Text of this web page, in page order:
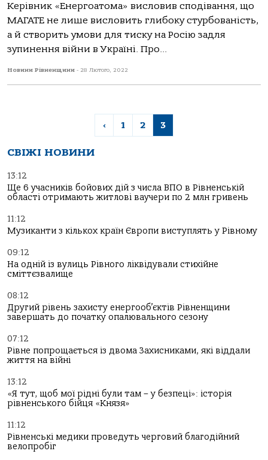
Керівник «Енергоатома» висловив сподівання, що
МАГАТЕ не лише висловить глибоку стурбованість,
а й створить умови для тиску на Росію задля
зупинення війни в Україні. Про...
Новини Рівненщини - 28 Лютого, 2022
‹ 1 2 3
СВІЖІ НОВИНИ
13:12
Ще 6 учасників бойових дій з числа ВПО в Рівненській
області отримають житлові ваучери по 2 млн гривень
11:12
Музиканти з кількох країн Європи виступлять у Рівному
09:12
На одній із вулиць Рівного ліквідували стихійне
сміттєзвалище
08:12
Другий рівень захисту енергооб’єктів Рівненщини
завершать до початку опалювального сезону
07:12
Рівне попрощається із двома Захисниками, які віддали
життя на війні
13:12
«Я тут, щоб мої рідні були там – у безпеці»: історія
рівненського бійця «Князя»
11:12
Рівненські медики проведуть черговий благодійний
велопробіг